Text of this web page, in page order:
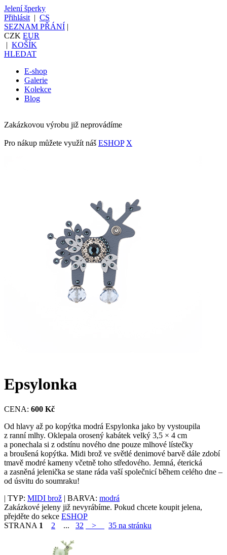
Jelení šperky
Přihlásit | CS
SEZNAM PŘÁNÍ |
CZK EUR
| KOŠÍK
HLEDAT
E-shop
Galerie
Kolekce
Blog
Zakázkovou výrobu již neprovádíme
Pro nákup můžete využít náš ESHOP X
Epsylonka
CENA: 600 Kč
Od hlavy až po kopýtka modrá Espylonka jako by vystoupila
z ranní mlhy. Oklepala orosený kabátek velký 3,5 × 4 cm
a ponechala si z odstínu nového dne pouze mlhové lístečky
a broušená kopýtka. Midi brož ve světlé denimové barvě dále zdobí
tmavě modré kameny včetně toho středového. Jemná, éterická
a zasněná jelenička se stane ráda vaší společnicí během celého dne –
od úsvitu do soumraku!
| TYP: MIDI brož | BARVA: modrá
Zakázkové jeleny již nevyrábíme. Pokud chcete koupit jelena,
přejděte do sekce ESHOP
STRANA 1 2 ... 32 > 35 na stránku